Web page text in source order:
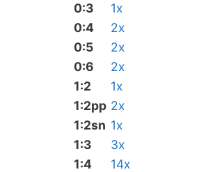
0:3
1x
0:4
2x
0:5
2x
0:6
2x
1:2
1x
1:2pp 2x
1:2sn 1x
1:3
3x
1:4
14x